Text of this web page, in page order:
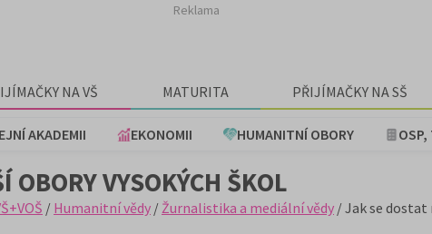
Reklama
NA VŠ MATURITA PŘIJÍMAČKY NA SŠ
AKADEMII EKONOMII HUMANITNÍ OBORY OSP,
VYSOKÝCH ŠKOL
/ Humanitní vědy /Žurnalistika a mediální vědy / Jak se dostat